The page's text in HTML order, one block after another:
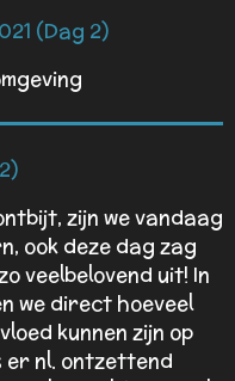
(Dag 2)
zijn we vandaag
ook deze dag zag
veelbelovend uit! In
we direct hoeveel
kunnen zijn op
nl. ontzettend